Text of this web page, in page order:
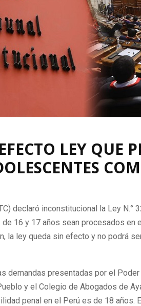
LEY QUE
declaró inconstitucional la Ley N.°
16 y 17 años sean procesados en
la ley queda sin efecto y no podrá
demandas presentadas por el
y el Colegio de Abogados de
penal en el Perú es de 18 años.